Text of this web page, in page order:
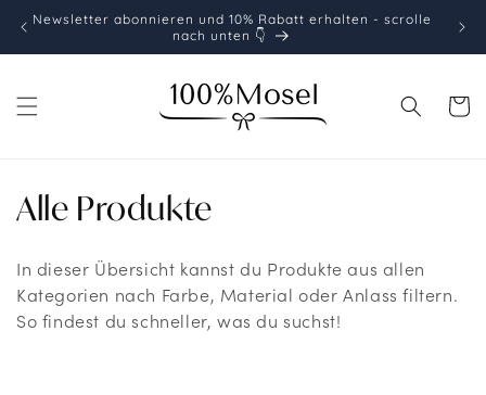
zum
Newsletter abonnieren und 10% Rabatt erhalten - scrolle
nach unten 👇
K
t
e
Alle Produkte
In dieser Übersicht kannst du Produkte aus allen
Kategorien nach Farbe, Material oder Anlass filtern.
So findest du schneller, was du suchst!